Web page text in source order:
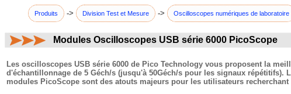
Produits -> Division Test et Mesure -> Oscilloscopes numériques de laboratoire
Modules Oscilloscopes USB série 6000 PicoScope
Les oscilloscopes USB série 6000 de Pico Technology vous proposent la
d'échantillonnage de 5 Géch/s (jusqu'à 50Géch/s pour les signaux
modules PicoScope sont des atouts majeurs pour les utilisateurs